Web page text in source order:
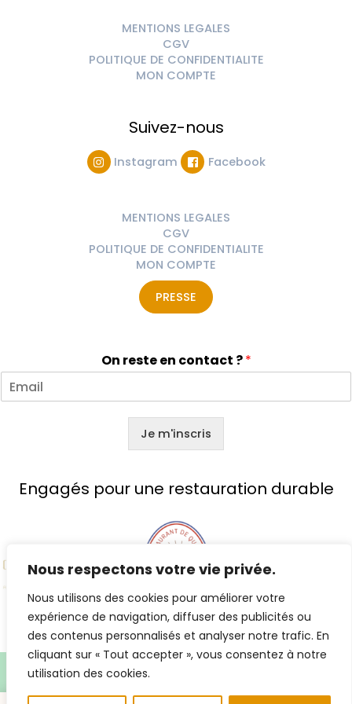
Nous respectons votre vie privée.
Nous utilisons des cookies pour améliorer votre
expérience de navigation, diffuser des publicités ou
des contenus personnalisés et analyser notre trafic. En
cliquant sur « Tout accepter », vous consentez à notre
utilisation des cookies.
MENTIONS LEGALES
CGV
POLITIQUE DE CONFIDENTIALITE
MON COMPTE
Suivez-nous
Instagram Facebook
MENTIONS LEGALES
CGV
POLITIQUE DE CONFIDENTIALITE
MON COMPTE
PRESSE
On reste en contact ?*
Je m'inscris
Engagés pour une restauration durable
Copyright © 2026 Sÿba | Glaces artisanales végétales |
From Avignon with ♡